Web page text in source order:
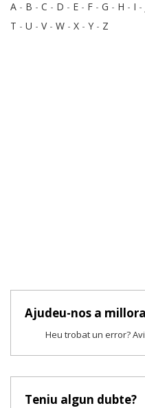
A - B - C - D - E - F - G - H - I -
T - U - V- W - X - Y - Z
Ajudeu-nos a
Heu trobat un error?
Teniu algun dubte?